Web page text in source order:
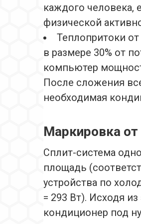
каждого человека,
физической
Теплопритоки
в размере 30% от
компьютер
После сложения
необходимая
Маркировка от
Сплит-система
площадь
устройства по
= 293 Вт). Исходя
кондиционер под